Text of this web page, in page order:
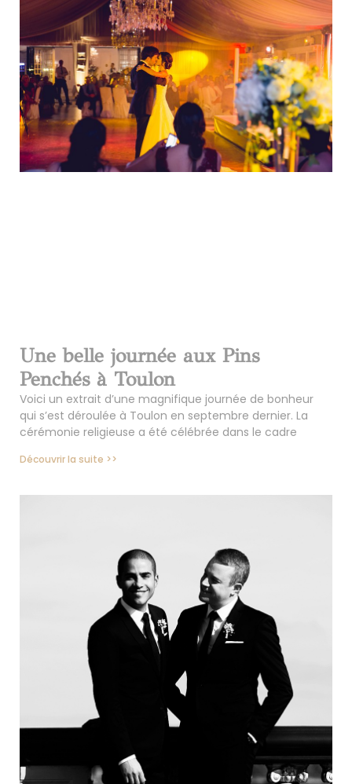
Une belle journée aux Pins
Penchés à Toulon
Voici un extrait d’une magnifique journée de bonheur
qui s’est déroulée à Toulon en septembre dernier. La
cérémonie religieuse a été célébrée dans le cadre
Découvrir la suite >>